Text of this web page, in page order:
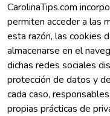
CarolinaTips.com
permiten acceder a las
esta razón, las cookies
almacenarse en el
dichas redes sociales
protección de datos y
cada caso,
propias prácticas de